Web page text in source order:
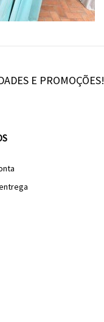
E PROMOÇÕES!